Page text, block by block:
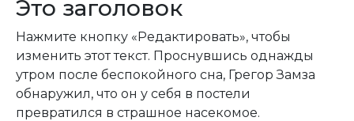
Это заголовок
Нажмите кнопку «Редактировать», чтобы
изменить этот текст. Проснувшись однажды
утром после беспокойного сна, Грегор Замза
обнаружил, что он у себя в постели
превратился в страшное насекомое.